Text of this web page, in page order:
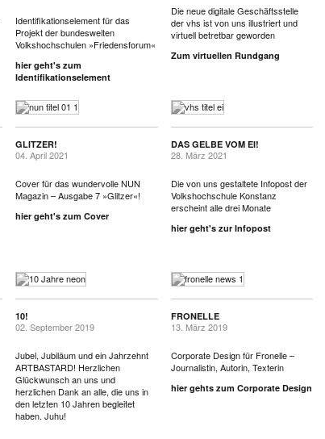
Identifikationselement für das
Projekt der bundesweiten
Volkshochschulen »Friedensforum«
hier geht's zum
Identifikationselement
Die neue digitale Geschäftsstelle
der vhs ist von uns illustriert und
virtuell betretbar geworden
Zum virtuellen Rundgang
GLITZER!
04. April 2021
Cover für das wundervolle NUN
Magazin – Ausgabe 7 »Glitzer«!
hier geht's zum Cover
DAS GELBE VOM EI!
28. März 2021
Die von uns gestaltete Infopost der
Volkshochschule Konstanz
erscheint alle drei Monate
hier geht's zur Infopost
10!
02. September 2019
Jubel, Jubiläum und ein Jahrzehnt
ARTBASTARD! Herzlichen
Glückwunsch an uns und
herzlichen Dank an alle, die uns in
den letzten 10 Jahren begleitet
haben. Juhu!
FRONELLE
13. März 2019
Corporate Design für Fronelle –
Journalistin, Autorin, Texterin
hier gehts zum Corporate Design